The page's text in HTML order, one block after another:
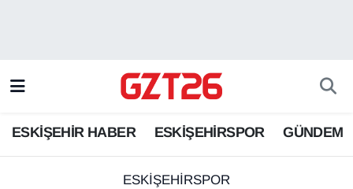
ESKİŞEHİR HABER ESKİŞEHİRSPOR GÜNDEM
ESKİŞEHİRSPOR
ESKİŞEHİRSPOR
GÜNDEM
Odunpazarı Trafik Yoğunluk Haritası
Süper Lig Puan Durumu ve Fikstür
Tüm Manşetler